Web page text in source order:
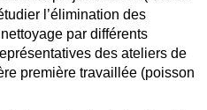
l’élimination des
par différents
des ateliers de
première travaillée (poisson